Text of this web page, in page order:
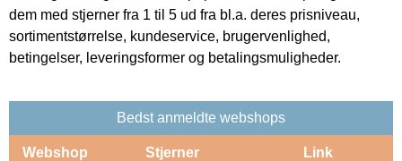
dem med stjerner fra 1 til 5 ud fra bl.a. deres prisniveau,
sortimentstørrelse, kundeservice, brugervenlighed,
betingelser, leveringsformer og betalingsmuligheder.
Bedst anmeldte webshops
Webshop Stjerner Link